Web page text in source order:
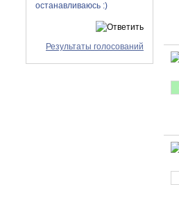
останавливаюсь :)
Результаты голосований